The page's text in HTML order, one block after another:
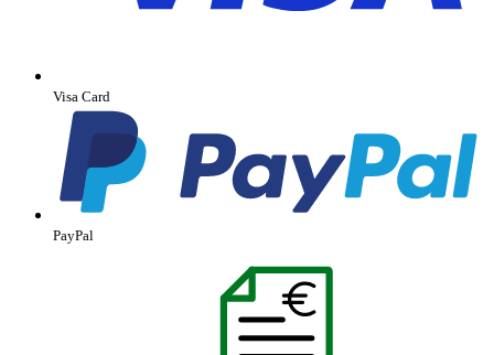
Visa Card
PayPal